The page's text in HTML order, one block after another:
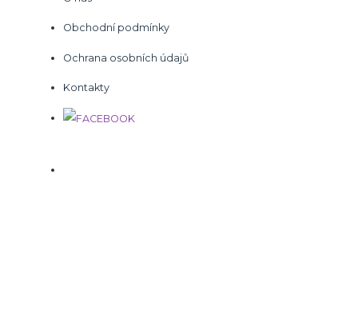
Obchodní podmínky
Ochrana osobních údajů
Kontakty